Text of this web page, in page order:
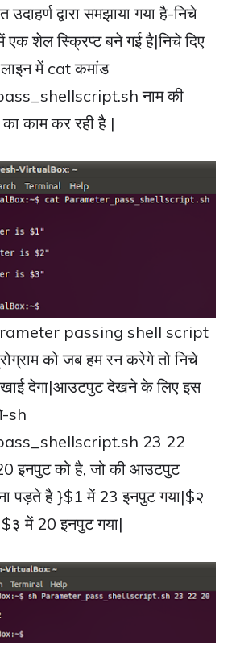
द्वारा समझाया गया है-निचे
में एक शेल स्क्रिप्ट बने गई है|निचे दिए
लाइन में cat कमांड
नाम की
काम कर रही है |
passing shell script
को जब हम रन करेगे तो निचे
देगा|आउटपुट देखने के लिए इस
sh
23 22
इनपुट को है, जो की आउटपुट
पड़ते है }$1 में 23 इनपुट गया|$२
में 20 इनपुट गया|